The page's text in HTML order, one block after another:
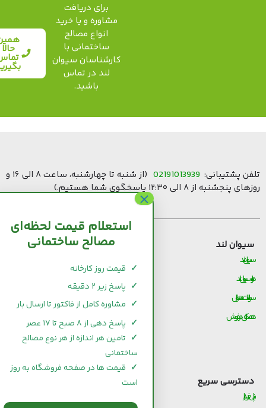
برای دریافت
مشاوره و یا خرید
انواع مصالح
ساختمانی با
کارشناسان سیوان
لند در تماس
باشید.
همین
حالا
تماس
بگیرید
پشتیبانی:02191013939
(از شنبه تا چهارشنبه، ساعت ۸ الی ۱۶ و
از ۸ الی ۱۲:۳۰ پاسخگوی شما هستیم.)
لند
لند
متداول
در فروش
قیمت مصالح ساختمانی
قیمت و خرید کاشی و سرامیک
قیمت و خرید شیرآلات
سریع
استعلام قیمت لحظه‌ای
مصالح ساختمانی
قیمت روز کارخانه
پاسخ زیر ۲ دقیقه
مشاوره کامل از فاکتور تا ارسال بار
پاسخ دهی از ۸ صبح تا ۱۷ عصر
تامین هر اندازه از هر نوع مصالح
ساختمانی
قیمت ها در صفحه فروشگاه به روز